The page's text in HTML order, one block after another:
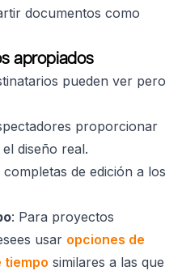
documentos como
apropiados
pueden ver pero
proporcionar
diseño real.
de edición a los
: Para proyectos
usar opciones de
tiempo similares a las que